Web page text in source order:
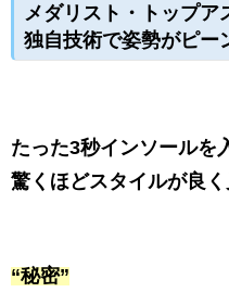
メダリスト・トップア
独自技術で姿勢がピー
たった3秒インソールを
驚くほどスタイルが良
“秘密”